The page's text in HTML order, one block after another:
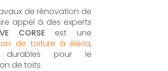
de rénovation de
appel à des experts
CORSE est une
de toiture à Aléria,
durables pour le
de toits.